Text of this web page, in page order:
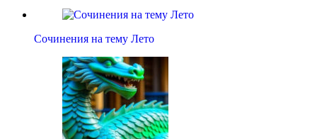
Сочинения на тему Лето